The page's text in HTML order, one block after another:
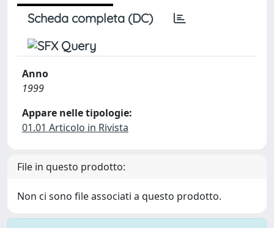
Scheda completa (DC)
Anno
1999
Appare nelle tipologie:
01.01 Articolo in Rivista
File in questo prodotto:
Non ci sono file associati a questo prodotto.